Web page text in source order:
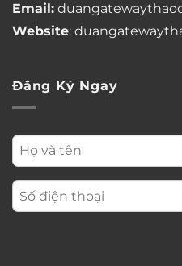
Email:
Website:
Đăng Ký Ngay